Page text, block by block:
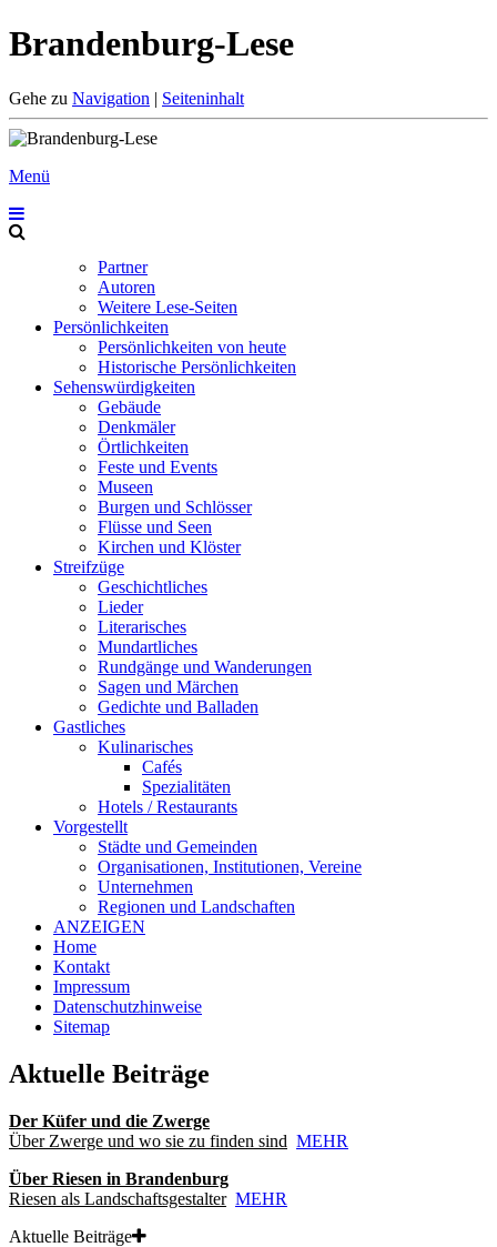
Brandenburg-Lese
Gehe zu Navigation | Seiteninhalt
Menü
Partner
Autoren
Weitere Lese-Seiten
Persönlichkeiten
Persönlichkeiten von heute
Historische Persönlichkeiten
Sehenswürdigkeiten
Gebäude
Denkmäler
Örtlichkeiten
Feste und Events
Museen
Burgen und Schlösser
Flüsse und Seen
Kirchen und Klöster
Streifzüge
Geschichtliches
Lieder
Literarisches
Mundartliches
Rundgänge und Wanderungen
Sagen und Märchen
Gedichte und Balladen
Gastliches
Kulinarisches
Cafés
Spezialitäten
Hotels / Restaurants
Vorgestellt
Städte und Gemeinden
Organisationen, Institutionen, Vereine
Unternehmen
Regionen und Landschaften
ANZEIGEN
Home
Kontakt
Impressum
Datenschutzhinweise
Sitemap
Aktuelle Beiträge
Der Küfer und die Zwerge
Über Zwerge und wo sie zu finden sind MEHR
Über Riesen in Brandenburg
Riesen als Landschaftsgestalter MEHR
Aktuelle Beiträge